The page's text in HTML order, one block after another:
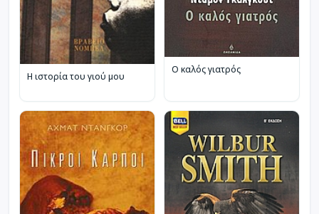
Η ιστορία του γιού μου
Ο καλός γιατρός